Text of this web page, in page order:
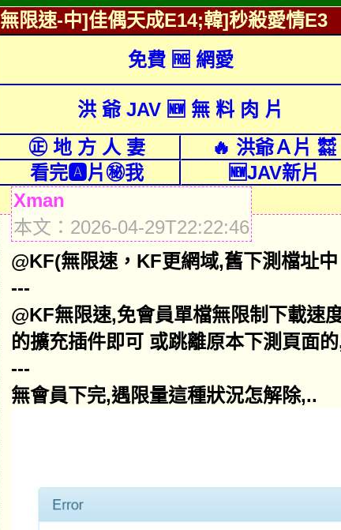
無限速-中]佳偶天成E14;韓]秒殺愛情E3
免費 🆓 網愛
洪 爺 JAV 🆕 無 料 肉 片
㊣ 地 方 人 妻
🔥 洪爺Ａ片 ㍿
看完🅰片㊙我
🆕JAV新片
Xman
本文：2026-04-29T22:22:46
@KF(無限速，KF更網域,舊下測檔址
---
@KF無限速,免會員單檔無限制下載速
的擴充插件即可 或跳離原本下測頁面
---
無會員下完,遇限量這種狀況怎解除,..